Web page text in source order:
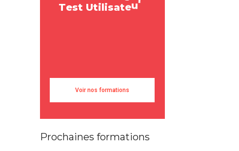
Test Utilisateu
a
Voir nos formations
Prochaines formations